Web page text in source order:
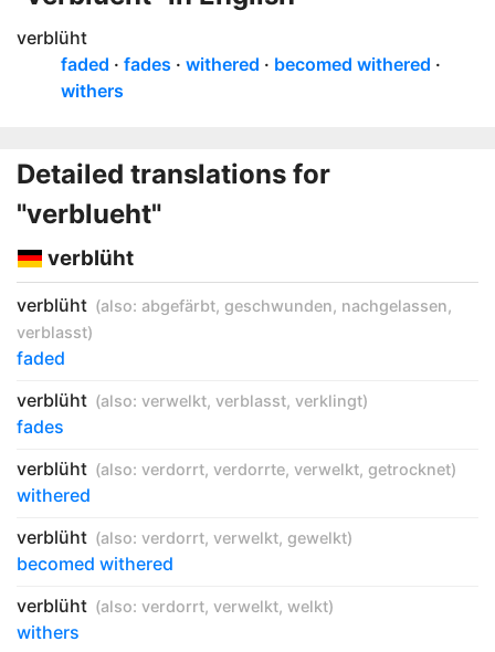
verblüht
faded
fades withered
becomed withered
withers
Detailed translations for
"verblueht"
verblüht
verblüht (also: abgefärbt, geschwunden, nachgelassen,
verblasst)
faded
verblüht (also: verwelkt, verblasst, verklingt)
fades
verblüht (also: verdorrt, verdorrte, verwelkt, getrocknet)
withered
verblüht (also: verdorrt, verwelkt, gewelkt)
becomed withered
verblüht (also: verdorrt, verwelkt, welkt)
withers